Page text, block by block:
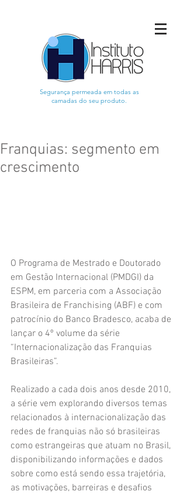
Segurança permeada em todas as
camadas do seu produto.
Franquias: segmento em
crescimento
O Programa de Mestrado e Doutorado
em Gestão Internacional (PMDGI) da
ESPM, em parceria com a Associação
Brasileira de Franchising (ABF) e com
patrocínio do Banco Bradesco, acaba de
lançar o 4º volume da série
“Internacionalização das Franquias
Brasileiras”.
Realizado a cada dois anos desde 2010,
a série vem explorando diversos temas
relacionados à internacionalização das
redes de franquias não só brasileiras
como estrangeiras que atuam no Brasil,
disponibilizando informações e dados
sobre como está sendo essa trajetória,
as motivações, barreiras e desafios